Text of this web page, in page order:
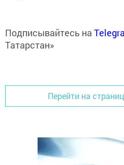
Подписывайтесь на
Татарстан»
Перейти на